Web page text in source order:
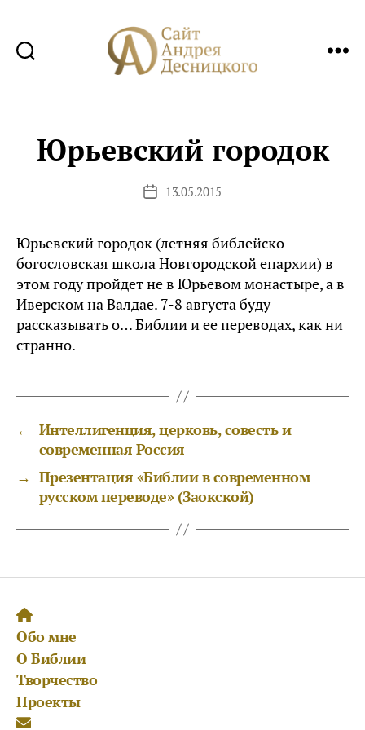
Юрьевский городок
Дата13.05.2015
Юрьевский городок (летняя библейско-
богословская школа Новгородской епархии) в
этом году пройдет не в Юрьевом монастыре, а в
Иверском на Валдае. 7-8 августа буду
рассказывать о… Библии и ее переводах, как ни
странно.
← Интеллигенция, церковь, совесть и
современная Россия
→ Презентация «Библии в современном
русском переводе» (Заокской)
Обо мне
О Библии
Творчество
Проекты